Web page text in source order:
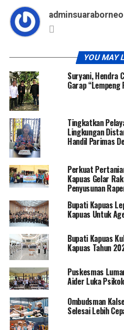
adminsuaraborneo
YOU MAY
Suryani, Hendra
Garap “Lempeng
Tingkatkan
Lingkungan
Handil Parimas
Perkuat
Kapuas Gelar
Penyusunan
Bupati Kapuas
Kapuas Untuk
Bupati Kapuas
Kapuas Tahun
Puskesmas
Aider Luka
Ombudsman
Selesai Lebih